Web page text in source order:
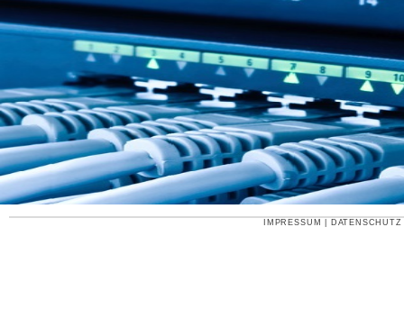
IMPRESSUM DATENSCHUTZ